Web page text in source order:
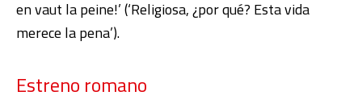
en vaut la peine!’ (‘Religiosa, ¿por qué? Esta vida
merece la pena’).
Estreno romano